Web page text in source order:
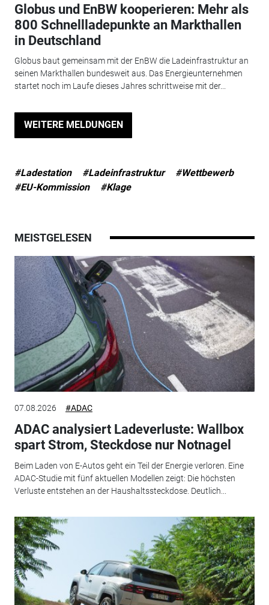
Globus und EnBW kooperieren: Mehr als
800 Schnellladepunkte an Markthallen
in Deutschland
Globus baut gemeinsam mit der EnBW die Ladeinfrastruktur an
seinen Markthallen bundesweit aus. Das Energieunternehmen
startet noch im Laufe dieses Jahres schrittweise mit der...
WEITERE MELDUNGEN
#Ladestation #Ladeinfrastruktur
#Wettbewerb
#EU-Kommission
#Klage
MEISTGELESEN
07.08.2026 #ADAC
ADAC analysiert Ladeverluste: Wallbox
spart Strom, Steckdose nur Notnagel
Beim Laden von E-Autos geht ein Teil der Energie verloren. Eine
ADAC-Studie mit fünf aktuellen Modellen zeigt: Die höchsten
Verluste entstehen an der Haushaltssteckdose. Deutlich...